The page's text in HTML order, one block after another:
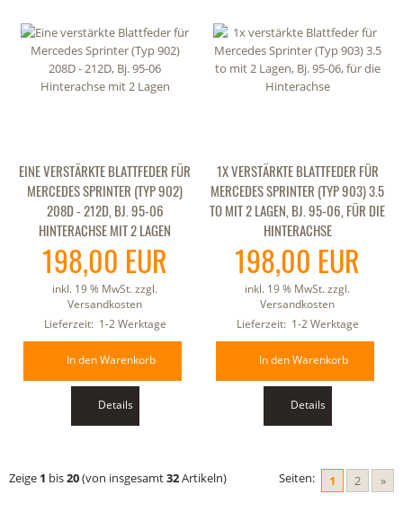
EINE VERSTÄRKTE BLATTFEDER FÜR
MERCEDES SPRINTER (TYP 902)
208D - 212D, BJ. 95-06
HINTERACHSE MIT 2 LAGEN
198,00 EUR
inkl. 19 % MwSt. zzgl.
Versandkosten
Lieferzeit: 1-2 Werktage
In den Warenkorb
Details
1X VERSTÄRKTE BLATTFEDER FÜR
MERCEDES SPRINTER (TYP 903) 3.5
TO MIT 2 LAGEN, BJ. 95-06, FÜR DIE
HINTERACHSE
198,00 EUR
inkl. 19 % MwSt. zzgl.
Versandkosten
Lieferzeit: 1-2 Werktage
In den Warenkorb
Details
Zeige 1 bis20(von insgesamt32Artikeln) Seiten: 1 2 »